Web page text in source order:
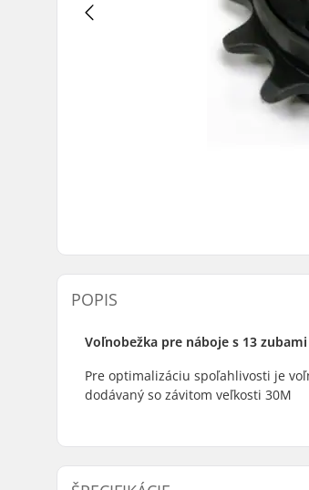
POPIS
Voľnobežka pre náboje s 13
Pre optimalizáciu spoľahlivosti je
dodávaný so závitom veľkosti 30M